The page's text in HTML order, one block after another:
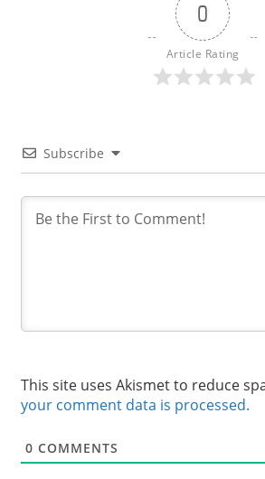
0
Article Rating
Subscribe
This site uses Akismet to reduce
your comment data is processed.
0 COMMENTS